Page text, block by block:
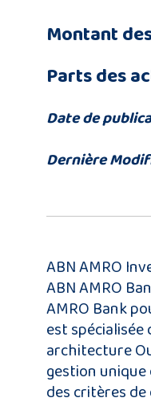
Montant
Parts des
Date de
Dernière
ABN AMRO
ABN AMRO
AMRO Bank
est
architecture
gestion
des critères